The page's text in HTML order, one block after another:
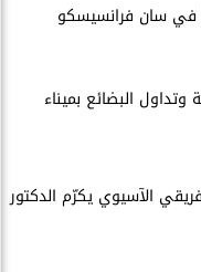
في سان فرانسيسكو
وتداول البضائع بميناء
الآسيوي يكرّم الدكتور